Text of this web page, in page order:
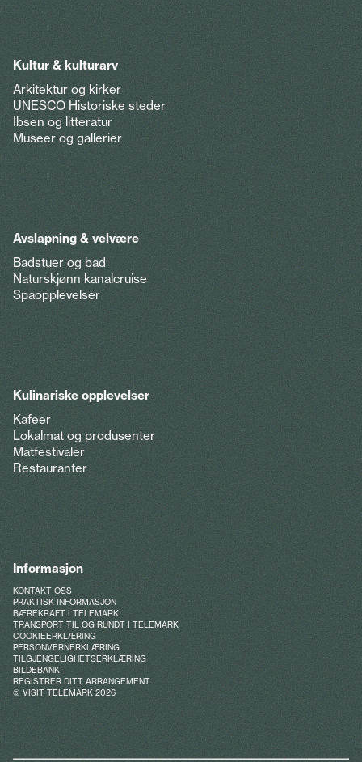
Kultur & kulturarv
Arkitektur og kirker
UNESCO Historiske steder
Ibsen og litteratur
Museer og gallerier
Avslapning & velvære
Badstuer og bad
Naturskjønn kanalcruise
Spaopplevelser
Kulinariske opplevelser
Kafeer
Lokalmat og produsenter
Matfestivaler
Restauranter
Informasjon
KONTAKT OSS
PRAKTISK INFORMASJON
BÆREKRAFT I TELEMARK
TRANSPORT TIL OG RUNDT I TELEMARK
COOKIEERKLÆRING
PERSONVERNERKLÆRING
TILGJENGELIGHETSERKLÆRING
BILDEBANK
REGISTRER DITT ARRANGEMENT
© VISIT TELEMARK 2026